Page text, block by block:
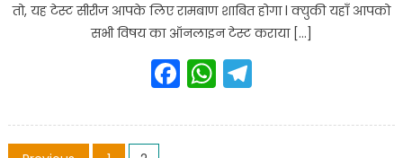
तो, यह टेस्ट सीरीज आपके लिए रामबाण शाबित होगा l क्युकी यहाँ आपको
सभी विषय का ऑनलाइन टेस्ट कराया […]
Facebook
WhatsApp